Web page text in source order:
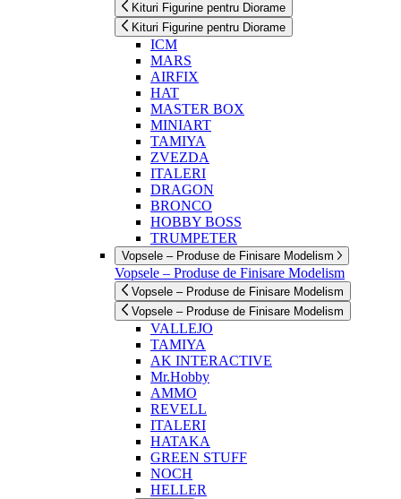
Kituri Figurine pentru Diorame
Kituri Figurine pentru Diorame
ICM
MARS
AIRFIX
HAT
MASTER BOX
MINIART
TAMIYA
ZVEZDA
ITALERI
DRAGON
BRONCO
HOBBY BOSS
TRUMPETER
Vopsele – Produse de Finisare Modelism
Vopsele – Produse de Finisare Modelism
Vopsele – Produse de Finisare Modelism
Vopsele – Produse de Finisare Modelism
VALLEJO
TAMIYA
AK INTERACTIVE
Mr.Hobby
AMMO
REVELL
ITALERI
HATAKA
GREEN STUFF
NOCH
HELLER